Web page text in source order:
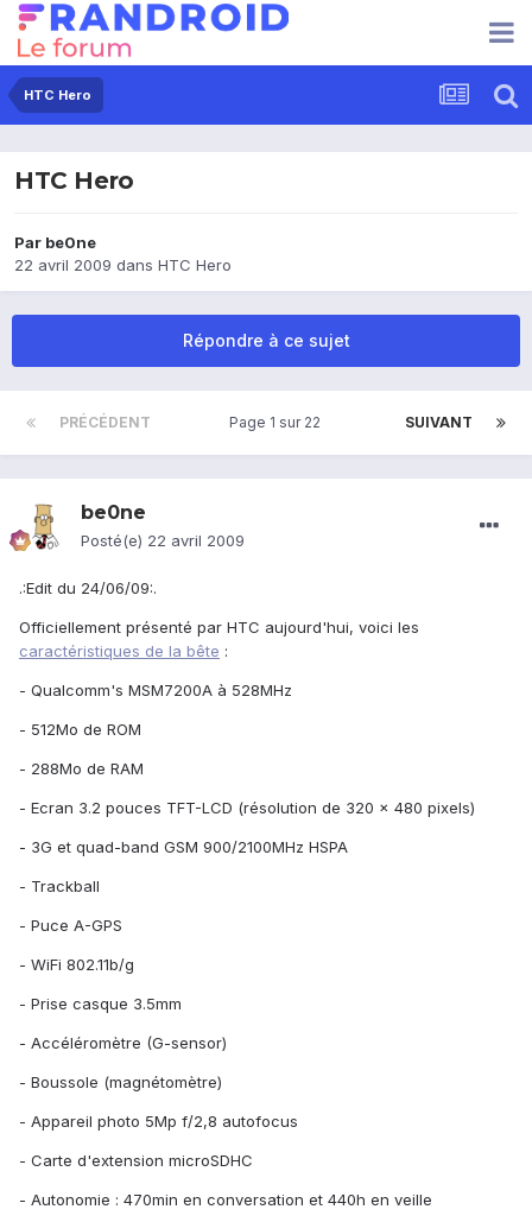
HTC Hero
HTC Hero
Par be0ne
22 avril 2009 dans HTC Hero
Répondre à ce sujet
PRÉCÉDENT SUIVANT
Page 1 sur 22
be0ne
Posté(e) 22 avril 2009
.:Edit du 24/06/09:.
Officiellement présenté par HTC aujourd'hui, voici les
caractéristiques de la bête :
- Qualcomm's MSM7200A à 528MHz
- 512Mo de ROM
- 288Mo de RAM
- Ecran 3.2 pouces TFT-LCD (résolution de 320 x 480 pixels)
- 3G et quad-band GSM 900/2100MHz HSPA
- Trackball
- Puce A-GPS
- WiFi 802.11b/g
- Prise casque 3.5mm
- Accéléromètre (G-sensor)
- Boussole (magnétomètre)
- Appareil photo 5Mp f/2,8 autofocus
- Carte d'extension microSDHC
- Autonomie : 470min en conversation et 440h en veille